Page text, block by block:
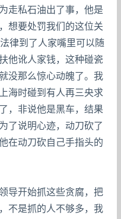
走私石油出了事，他是
想要处罚我们的这位关
律到了人家嘴里可以随
他讹人家钱，这种碰瓷
没那么惊心动魄了。我
海时碰到有人再三央求
，非说他是黑车，结果
了说明心迹，动刀砍了
在动刀砍自己手指头的
导开始抓这些贪腐，把
不是抓的人不够多，我